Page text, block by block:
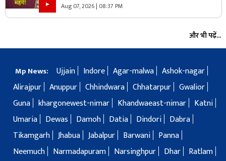
Aug 07, 2026 | 08:37 PM
और भी पढ़ें...
Mp News: Ujjain Indore Agar-malwa Ashok-nagar
Alirajpur Anuppur Chhindwara Chhatarpur Gwalior
Guna khargonewest-nimar Khandwaeast-nimar
Katni
Umaria
Dewas Damoh Datia Dindori
Dabra
Tikamgarh Jhabua Jabalpur Barwani
Panna
Neemuch
Narmadapuram Narsinghpur Dhar
Ratlam